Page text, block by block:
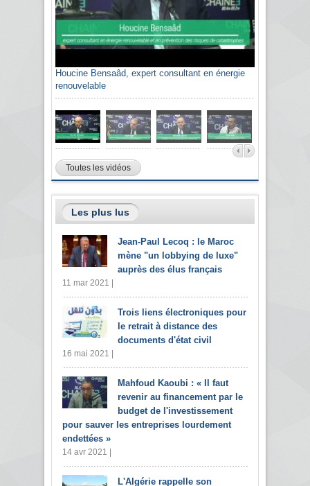
Houcine Bensaâd, expert consultant en énergie
renouvelable
Toutes les vidéos
Les plus lus
Jean-Paul Lecoq : le Maroc
mène "un lobbying de luxe"
auprès des élus français
11 mar 2021 |
Trois liens électroniques pour
le retrait à distance des
documents d'état civil
16 mai 2021 |
Mahfoud Kaoubi : « Il faut
revenir au financement par le
budget de l'investissement
pour sauver les entreprises lourdement
endettées »
14 avr 2021 |
L'Algérie rappelle son